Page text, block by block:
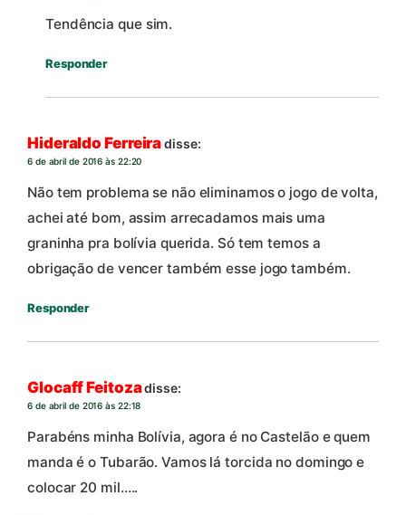
Tendência que sim.
Responder
Hideraldo Ferreiradisse:
6 de abril de 2016 às 22:20
Não tem problema se não eliminamos o jogo de volta,
achei até bom, assim arrecadamos mais uma
graninha pra bolívia querida. Só tem temos a
obrigação de vencer também esse jogo também.
Responder
Glocaff Feitozadisse:
6 de abril de 2016 às 22:18
Parabéns minha Bolívia, agora é no Castelão e quem
manda é o Tubarão. Vamos lá torcida no domingo e
colocar 20 mil…..